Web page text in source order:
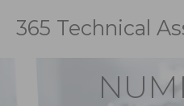
365 Technical